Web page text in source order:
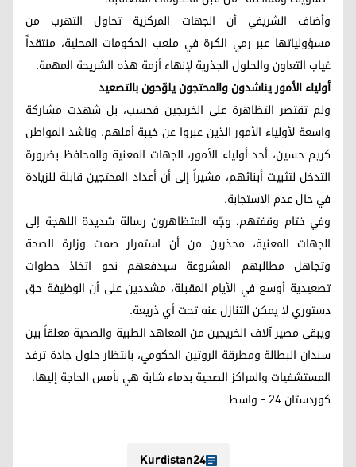
وأضاف الشريفي أن الجهات المركزية تحاول التهرب من
مسؤولياتها عبر رمي الكرة في ملعب الحكومات المحلية، منتقداً
غياب التعاون والحلول الجذرية لإنهاء أزمة هذه الشريحة المهمة.
أولياء الأمور يناشدون والمحتجون يلوّحون بالتصعيد
ولم تقتصر التظاهرة على الخريجين فحسب، بل شهدت مشاركة
واسعة لأولياء الأمور الذين عبروا عن خيبة أملهم. وناشد المواطن
كريم حسين، أحد أولياء الأمور، الجهات المعنية والمحافظ بضرورة
التدخل لتثبيت أبنائهم، مشيراً إلى أن أعداد المحتجين قابلة للزيادة
في حال عدم الاستجابة.
وفي ختام وقفتهم، وجّه المتظاهرون رسالة شديدة اللهجة إلى
الجهات المعنية، محذرين من أن استمرار صمت وزارة الصحة
وتجاهل مطالبهم المشروعة سيدفعهم نحو اتخاذ خطوات
تصعيدية أوسع في الأيام المقبلة، مشددين على أن الوظيفة حق
دستوري لا يمكن التنازل عنه تحت أي ذريعة.
ويبقى مصير آلاف الخريجين من المعاهد الطبية والصحية معلقاً بين
سندان البطالة ومطرقة الروتين الحكومي، بانتظار حلول جادة ترفد
المستشفيات والمراكز الصحية بدماء شابة هي بأمس الحاجة إليها.
كوردستان 24 - واسط
Kurdistan24